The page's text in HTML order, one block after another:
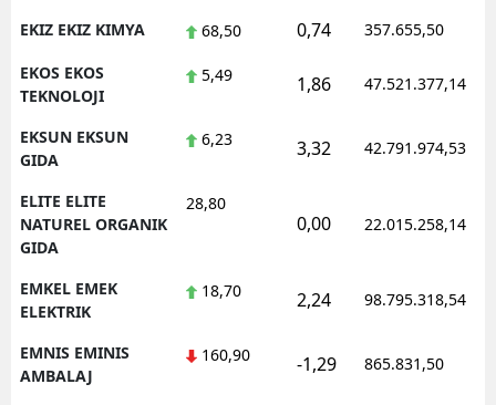
EKIZ EKIZ KIMYA 68,50 0,74 357.655,50
EKOS EKOS
TEKNOLOJI
5,49 1,86 47.521.377,14
EKSUN EKSUN
GIDA
6,23 3,32 42.791.974,53
ELITE ELITE
NATUREL ORGANIK
GIDA
28,80
0,00 22.015.258,14
EMKEL EMEK
ELEKTRIK
18,70 2,24 98.795.318,54
EMNIS EMINIS
AMBALAJ
160,90 -1,29 865.831,50